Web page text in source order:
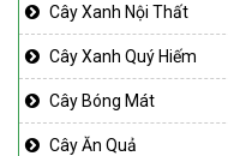
Cây Xanh Nội Thất
Cây Xanh Quý Hiếm
Cây Bóng Mát
Cây Ăn Quả